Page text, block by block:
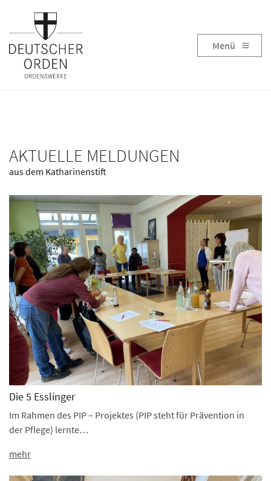
Menü
AKTUELLE MELDUNGEN
aus dem Katharinenstift
Die 5 Esslinger
Im Rahmen des PIP – Projektes (PIP steht für Prävention in
der Pflege) lernte…
mehr